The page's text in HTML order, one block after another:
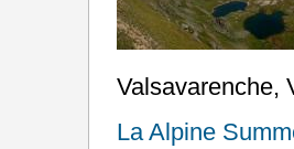
Valsavarenche,
La Alpine